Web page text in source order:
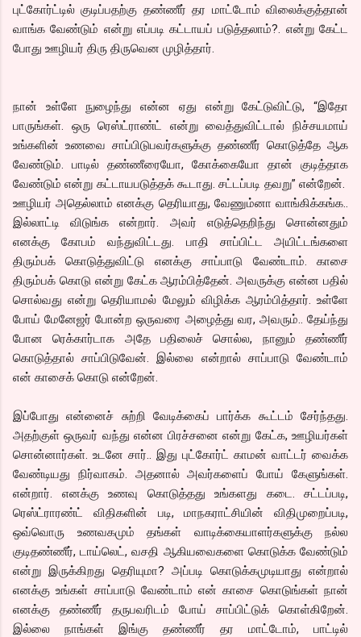
புட்கோர்ட்டில் குடிப்பதற்கு தண்ணீர் தர மாட்டோம் விலைக்குத்தான்
வாங்க வேண்டும் என்று எப்படி கட்டாயப் படுத்தலாம்?. என்று கேட்ட
போது ஊழியர் திரு திருவென முழித்தார்.
நான் உள்ளே நுழைந்து என்ன ஏது என்று கேட்டுவிட்டு, “இதோ
பாருங்கள். ஒரு ரெஸ்ட்ராண்ட் என்று வைத்துவிட்டால் நிச்சயமாய்
உங்களின் உணவை சாப்பிடுபவர்களுக்கு தண்ணீர் கொடுத்தே ஆக
வேண்டும். பாடில் தண்ணீரையோ, கோக்கையோ தான் குடித்தாக
வேண்டும் என்று கட்டாயபடுத்தக் கூடாது. சட்டப்படி தவறு” என்றேன்.
ஊழியர் அதெல்லாம் எனக்கு தெரியாது, வேணும்னா வாங்கிக்கங்க..
இல்லாட்டி விடுங்க என்றார். அவர் எடுத்தெறிந்து சொன்னதும்
எனக்கு கோபம் வந்துவிட்டது. பாதி சாப்பிட்ட அயிட்டங்களை
திரும்பக் கொடுத்துவிட்டு எனக்கு சாப்பாடு வேண்டாம். காசை
திரும்பக் கொடு என்று கேட்க ஆரம்பித்தேன். அவருக்கு என்ன பதில்
சொல்வது என்று தெரியாமல் மேலும் விழிக்க ஆரம்பித்தார். உள்ளே
போய் மேனேஜர் போன்ற ஒருவரை அழைத்து வர, அவரும்.. தேய்ந்து
போன ரெக்கார்டாக அதே பதிலைச் சொல்ல, நானும் தண்ணீர்
கொடுத்தால் சாப்பிடுவேன். இல்லை என்றால் சாப்பாடு வேண்டாம்
என் காசைக் கொடு என்றேன்.
இப்போது என்னைச் சுற்றி வேடிக்கைப் பார்க்க கூட்டம் சேர்ந்தது.
அதற்குள் ஒருவர் வந்து என்ன பிரச்சனை என்று கேட்க, ஊழியர்கள்
சொன்னார்கள். உடனே சார்.. இது புட்கோர்ட் காமன் வாட்டர் வைக்க
வேண்டியது நிர்வாகம். அதனால் அவர்களைப் போய் கேளுங்கள்.
என்றார். எனக்கு உணவு கொடுத்தது உங்களது கடை. சட்டப்படி,
ரெஸ்ட்ராரண்ட் விதிகளின் படி, மாநகராட்சியின் விதிமுறைப்படி,
ஒவ்வொரு உணவகமும் தங்கள் வாடிக்கையாளர்களுக்கு நல்ல
குடிதண்ணீர், டாய்லெட், வசதி ஆகியவைகளை கொடுக்க வேண்டும்
என்று இருக்கிறது தெரியுமா? அப்படி கொடுக்கமுடியாது என்றால்
எனக்கு உங்கள் சாப்பாடு வேண்டாம் என் காசை கொடுங்கள் நான்
எனக்கு தண்ணீர் தருபவரிடம் போய் சாப்பிட்டுக் கொள்கிறேன்.
இல்லை நாங்கள் இங்கு தண்ணீர் தர மாட்டோம், பாட்டில்